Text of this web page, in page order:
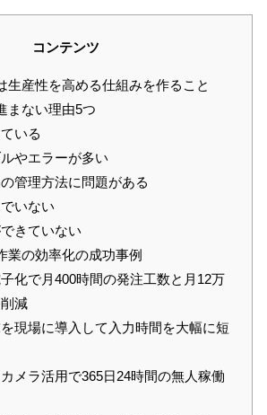
コンテンツ
生産性を高める仕組みを作ること
まない理由5つ
いる
やエラーが多い
管理方法に問題がある
いない
きていない
業の効率化の成功事例
化で月400時間の発注工数と月12万
減
現場に導入して入力時間を大幅に短
メラ活用で365日24時間の無人稼働